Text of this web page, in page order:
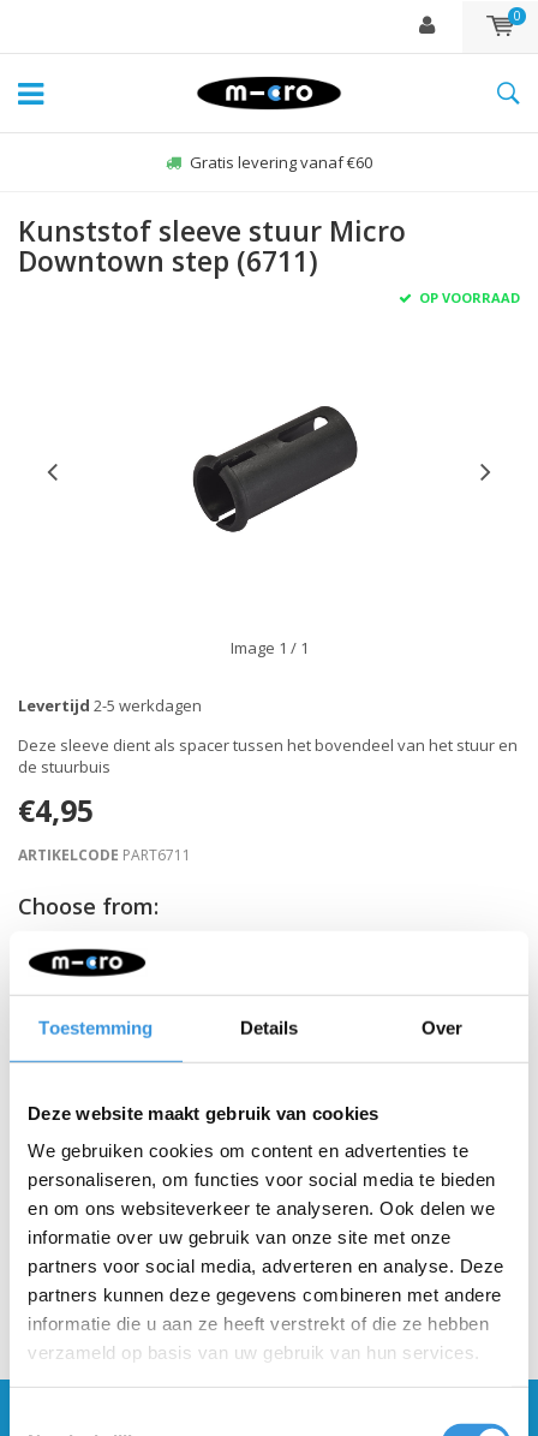
Toestemming Details Over
Deze website maakt gebruik van cookies
We gebruiken cookies om content en advertenties te
personaliseren, om functies voor social media te bieden
en om ons websiteverkeer te analyseren. Ook delen we
informatie over uw gebruik van onze site met onze
partners voor social media, adverteren en analyse. Deze
partners kunnen deze gegevens combineren met andere
informatie die u aan ze heeft verstrekt of die ze hebben
verzameld op basis van uw gebruik van hun services.
0
Gratis levering vanaf €60
Kunststof sleeve stuur Micro
Downtown step (6711)
OP VOORRAAD
Image 1 / 1
Levertijd 2-5 werkdagen
Deze sleeve dient als spacer tussen het bovendeel van het stuur en
de stuurbuis
€4,95
ARTIKELCODE PART6711
Choose from:
- + IN WINKELWAGEN
Beschrijving
Blijf op de hoogte en schrijf je in voor onze